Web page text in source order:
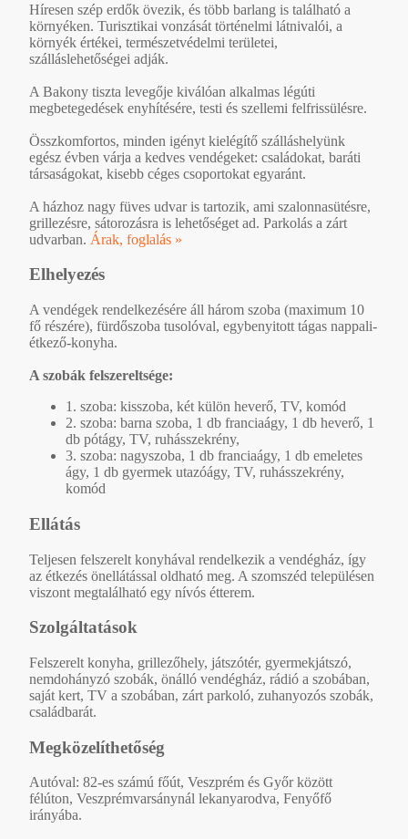
Híresen szép erdők övezik, és több barlang is található a
környéken. Turisztikai vonzását történelmi látnivalói, a
környék értékei, természetvédelmi területei,
szálláslehetőségei adják.
A Bakony tiszta levegője kiválóan alkalmas légúti
megbetegedések enyhítésére, testi és szellemi felfrissülésre.
Összkomfortos, minden igényt kielégítő szálláshelyünk
egész évben várja a kedves vendégeket: családokat, baráti
társaságokat, kisebb céges csoportokat egyaránt.
A házhoz nagy füves udvar is tartozik, ami szalonnasütésre,
grillezésre, sátorozásra is lehetőséget ad. Parkolás a zárt
udvarban. Árak, foglalás »
Elhelyezés
A vendégek rendelkezésére áll három szoba (maximum 10
fő részére), fürdőszoba tusolóval, egybenyitott tágas nappali-
étkező-konyha.
A szobák felszereltsége:
1. szoba: kisszoba, két külön heverő, TV, komód
2. szoba: barna szoba, 1 db franciaágy, 1 db heverő, 1
db pótágy, TV, ruhásszekrény,
3. szoba: nagyszoba, 1 db franciaágy, 1 db emeletes
ágy, 1 db gyermek utazóágy, TV, ruhásszekrény,
komód
Ellátás
Teljesen felszerelt konyhával rendelkezik a vendégház, így
az étkezés önellátással oldható meg. A szomszéd településen
viszont megtalálható egy nívós étterem.
Szolgáltatások
Felszerelt konyha, grillezőhely, játszótér, gyermekjátszó,
nemdohányzó szobák, önálló vendégház, rádió a szobában,
saját kert, TV a szobában, zárt parkoló, zuhanyozós szobák,
családbarát.
Megközelíthetőség
Autóval: 82-es számú főút, Veszprém és Győr között
félúton, Veszprémvarsánynál lekanyarodva, Fenyőfő
irányába.